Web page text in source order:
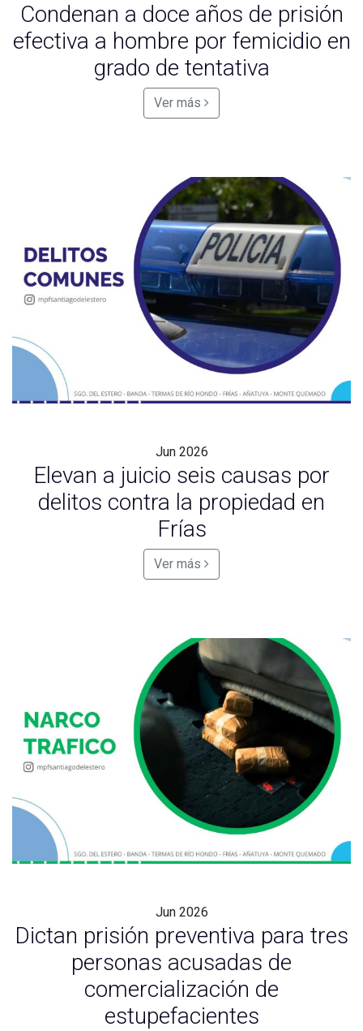
Condenan a doce años de prisión
efectiva a hombre por femicidio en
grado de tentativa
Ver más
Jun 2026
Elevan a juicio seis causas por
delitos contra la propiedad en
Frías
Ver más
Jun 2026
Dictan prisión preventiva para tres
personas acusadas de
comercialización de
estupefacientes